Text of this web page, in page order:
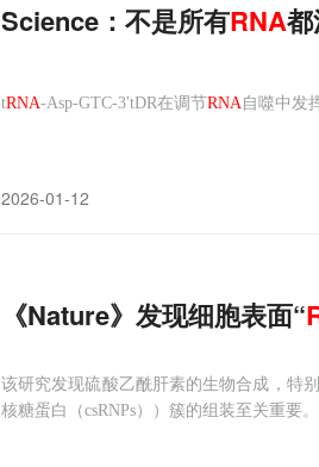
Science：不是所有RNA
tRNA-Asp-GTC-3'tDR在调节RNA自噬中发
2026-01-12
《Nature》发现细胞表面“
该研究发现硫酸乙酰肝素的生物合成，特
核糖蛋白（csRNPs））簇的组装至关重要。